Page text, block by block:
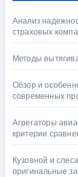
Анализ
страховых
Методы
Обзор и
современных
Агрегаторы
критерии
Кузовной и
оригинальные